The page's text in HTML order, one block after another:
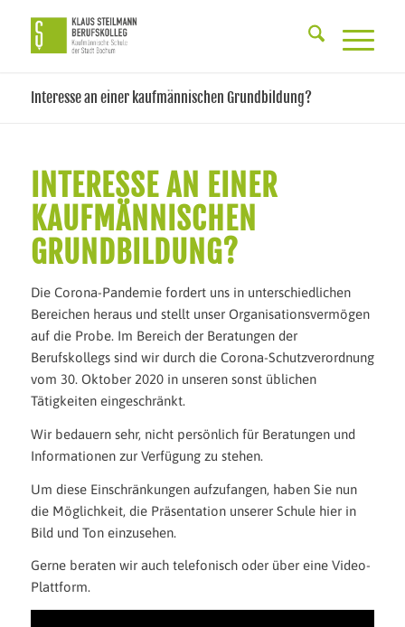
Interesse an einer kaufmännischen Grundbildung?
INTERESSE AN EINER
KAUFMÄNNISCHEN
GRUNDBILDUNG?
Die Corona-Pandemie fordert uns in unterschiedlichen
Bereichen heraus und stellt unser Organisationsvermögen
auf die Probe. Im Bereich der Beratungen der
Berufskollegs sind wir durch die Corona-Schutzverordnung
vom 30. Oktober 2020 in unseren sonst üblichen
Tätigkeiten eingeschränkt.
Wir bedauern sehr, nicht persönlich für Beratungen und
Informationen zur Verfügung zu stehen.
Um diese Einschränkungen aufzufangen, haben Sie nun
die Möglichkeit, die Präsentation unserer Schule hier in
Bild und Ton einzusehen.
Gerne beraten wir auch telefonisch oder über eine Video-
Plattform.